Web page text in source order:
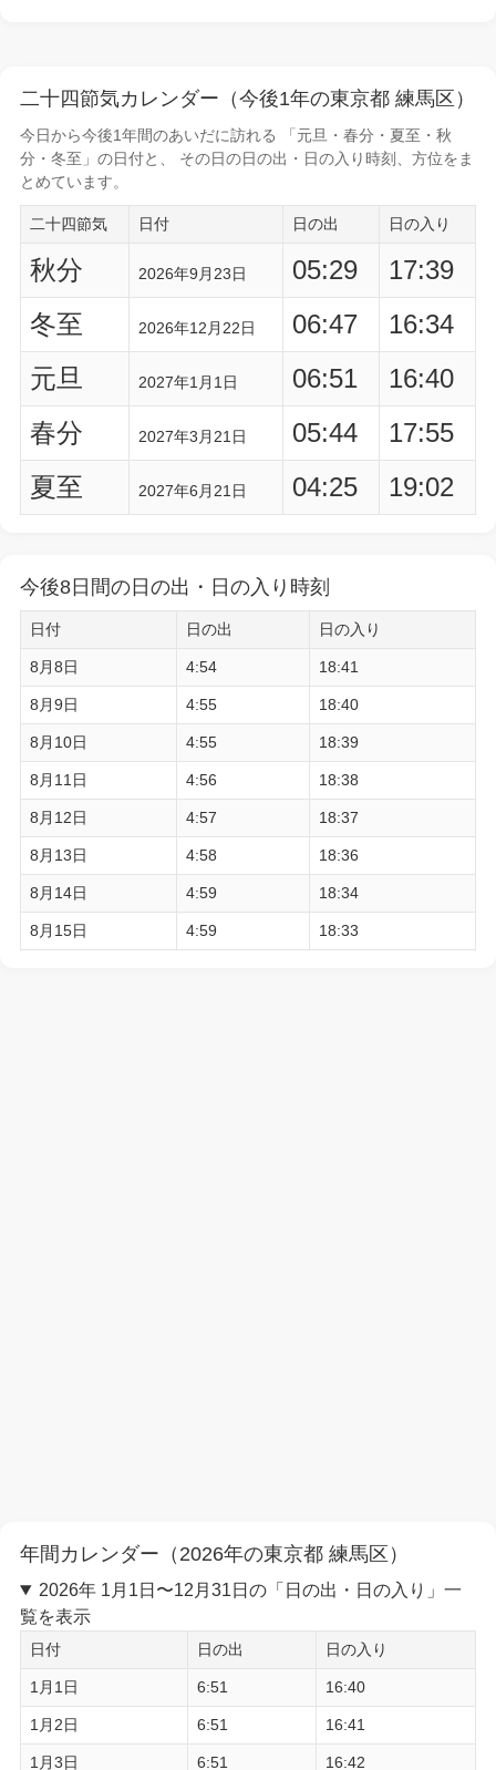
二十四節気カレンダー（今後1年の東京都 練馬区）
今日から今後1年間のあいだに訪れる 「元旦・春分・夏至・秋
分・冬至」の日付と、 その日の日の出・日の入り時刻
、方位をま
とめています。
二十四節気 日付 日の出 日の入り
秋分 2026年9月23日 05:29
17:39
冬至
2026年12月22日 06:47
16:34
元旦
2027年1月1日 06:51
16:40
春分
2027年3月21日 05:44
17:55
夏至
2027年6月21日 04:25 19:02
今後8日間の日の出・日の入り時刻
日付 日の出 日の入り
8月8日 4:54 18:41
8月9日 4:55 18:40
8月10日 4:55 18:39
8月11日 4:56 18:38
8月12日 4:57 18:37
8月13日 4:58 18:36
8月14日 4:59 18:34
8月15日 4:59 18:33
年間カレンダー（2026年の東京都 練馬区）
2026年 1月1日〜12月31日の「日の出・日の入り」一
覧を表示
日付 日の出 日の入り
1月1日 6:51 16:40
1月2日 6:51 16:41
1月3日 6:51 16:42